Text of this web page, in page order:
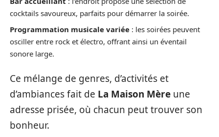
cocktails savoureux, parfaits pour démarrer la soirée.
Programmation musicale variée : les soirées peuvent
osciller entre rock et électro, offrant ainsi un éventail
sonore large.
Ce mélange de genres, d’activités et
d’ambiances fait de La Maison Mère une
adresse prisée, où chacun peut trouver son
bonheur.